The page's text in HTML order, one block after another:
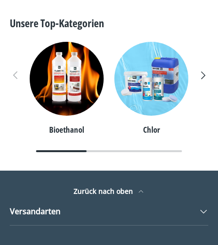
Unsere Top-Kategorien
Vorherige
Bioethanol Chlor
Zurück nach oben
Versandarten